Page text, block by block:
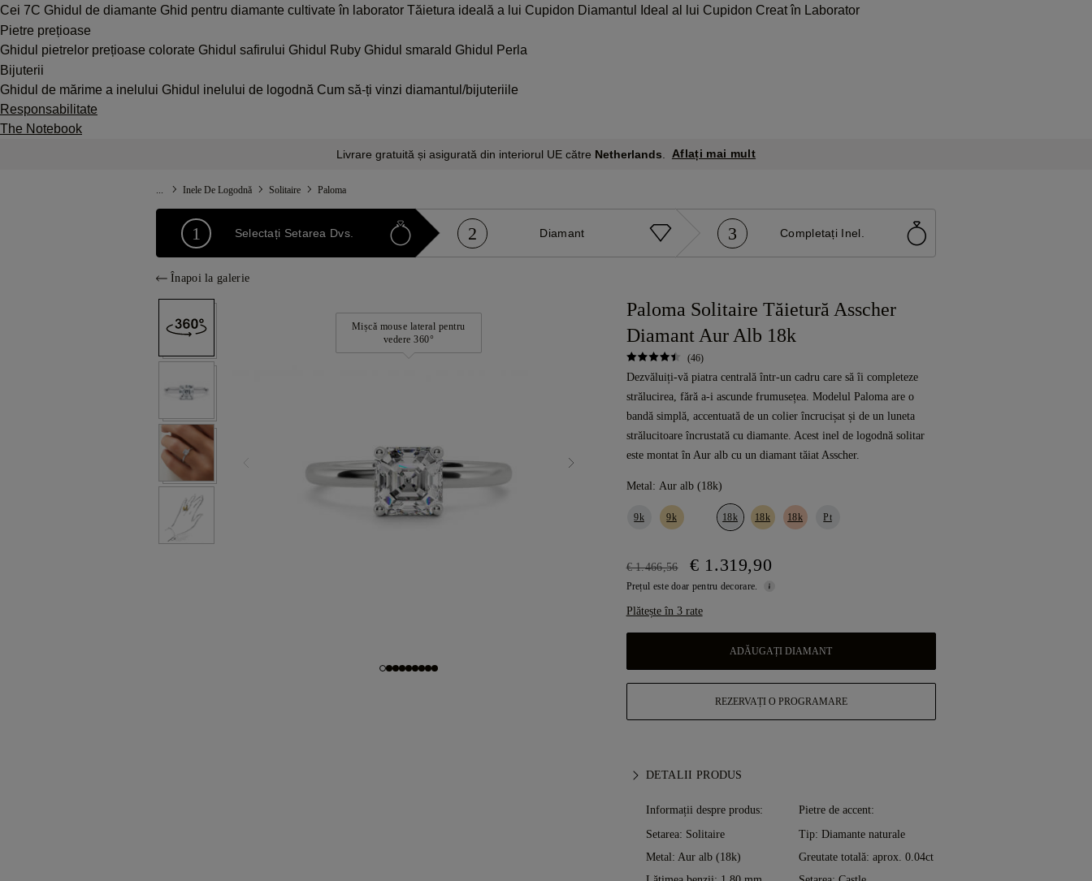
Cei 7C Ghidul de diamante Ghid pentru diamante cultivate în laborator Tăietura ideală a lui Cupidon Diamantul Ideal al lui Cupidon Creat în Laborator
Pietre prețioase
Ghidul pietrelor prețioase colorate Ghidul safirului Ghidul Ruby Ghidul smarald Ghidul Perla
Bijuterii
Ghidul de mărime a inelului Ghidul inelului de logodnă Cum să-ți vinzi diamantul/bijuteriile
Responsabilitate
The Notebook
Livrare gratuită și asigurată din interiorul UE către Netherlands Aflați mai mult
Inele De Logodnă Solitaire Paloma
1 Selectați Setarea Dvs. 2 Diamant 3 Completați Inel.
Înapoi la galerie
Mișcă mouse lateral pentru
vedere 360°
Paloma Solitaire Tăietură Asscher
Diamant Aur Alb 18k
(46)
Dezvăluiți-vă piatra centrală într-un cadru care să îi completeze
strălucirea, fără a-i ascunde frumusețea. Modelul Paloma are o
bandă simplă, accentuată de un colier încrucișat și de un luneta
strălucitoare încrustată cu diamante. Acest inel de logodnă solitar
este montat în Aur alb cu un diamant tăiat Asscher.
Metal: Aur alb (18k)
9k 9k 18k 18k 18k Pt
€ 1.466,56 € 1.319,90
Prețul este doar pentru decorare.
Plătește în 3 rate
ADĂUGAȚI DIAMANT
REZERVAȚI O PROGRAMARE
DETALII PRODUS
Informații despre produs:
Setarea: Solitaire
Metal: Aur alb (18k)
Pietre de accent:
Tip: Diamante naturale
Greutate totală: aprox. 0.04ct